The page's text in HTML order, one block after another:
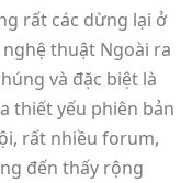
rất các dừng lại ở
thuật Ngoài ra
và đặc biệt là
thiết yếu phiên bản
rất nhiều forum,
đến thấy rộng